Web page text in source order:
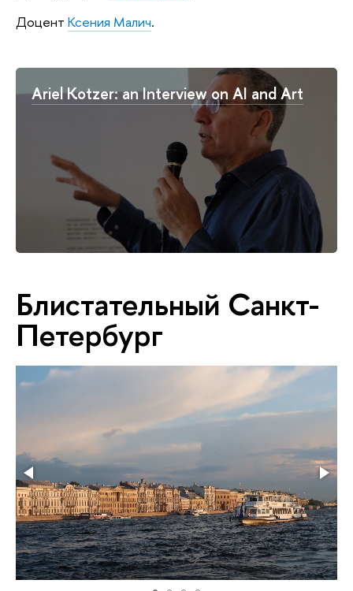
Доцент Ксения Малич.
Ariel Kotzer: an Interview on AI and Art
Блистательный Санкт-
Петербург